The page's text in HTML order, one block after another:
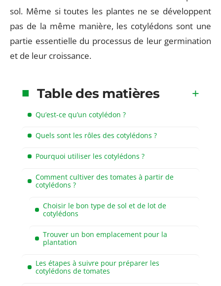
sol. Même si toutes les plantes ne se développent
pas de la même manière, les cotylédons sont une
partie essentielle du processus de leur germination
et de leur croissance.
Table des matières
Qu’est-ce qu’un cotylédon ?
Quels sont les rôles des cotylédons ?
Pourquoi utiliser les cotylédons ?
Comment cultiver des tomates à partir de
cotylédons ?
Choisir le bon type de sol et de lot de
cotylédons
Trouver un bon emplacement pour la
plantation
Les étapes à suivre pour préparer les
cotylédons de tomates